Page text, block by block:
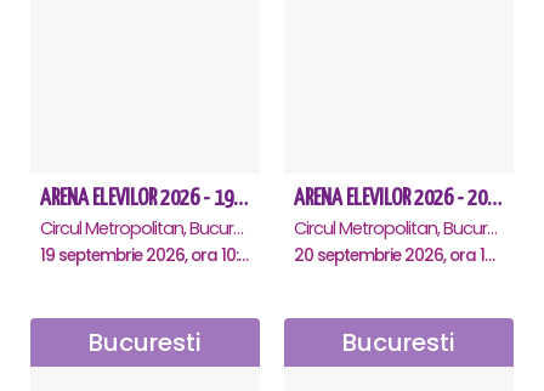
ARENA ELEVILOR 2026 - 19 Septembrie
Circul Metropolitan, Bucuresti
19 septembrie 2026, ora 10:00
ARENA ELEVILOR 2026 - 20 Septembrie
Circul Metropolitan, Bucuresti
20 septembrie 2026, ora 10:00
Bucuresti Bucuresti